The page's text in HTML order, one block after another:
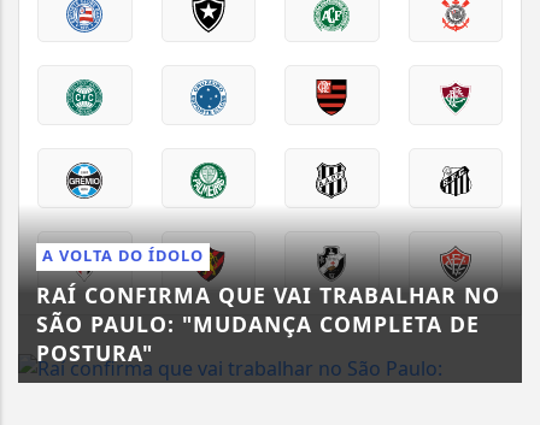
A VOLTA DO ÍDOLO
RAÍ CONFIRMA QUE VAI TRABALHAR NO
SÃO PAULO: "MUDANÇA COMPLETA DE
POSTURA"